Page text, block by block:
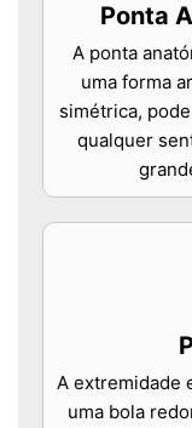
Ponta
A ponta
uma forma
simétrica,
qualquer
A extremidade
uma bola